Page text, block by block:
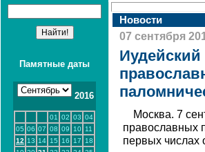
Памятные даты
2016
01 02 03 04
05 06 07 08 09 10
11
12 13 14 15 16 17
18
Новости
07 сентября
Москва. 7
православных
первых числах